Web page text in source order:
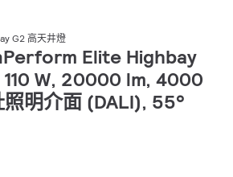
G2 高天井燈
Elite Highbay
W, 20000 lm, 4000
明介面 (DALI), 55°